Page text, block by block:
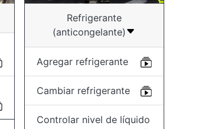
Refrigerante
(anticongelante)
Agregar refrigerante
Cambiar refrigerante
Controlar nivel de líquido